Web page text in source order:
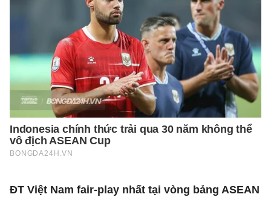
ĐT Việt Nam fair-play nhất tại vòng bảng ASEAN